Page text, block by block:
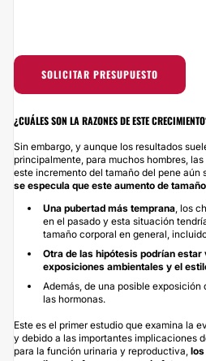
SOLICITAR PRESUPUESTO
¿CUÁLES SON LA RAZONES DE ESTE
Sin embargo, y aunque los resultados
principalmente, para muchos hombres,
este incremento del tamaño del pene aún
se especula que este aumento de
Una pubertad más temprana , los
en el pasado y esta situación
tamaño corporal en general,
Otra de las hipótesis podrían estar
exposiciones ambientales y el
Además, de una posible
las hormonas.
Este es el primer estudio que examina la
y debido a las importantes implicaciones
para la función urinaria y reproductiva, los